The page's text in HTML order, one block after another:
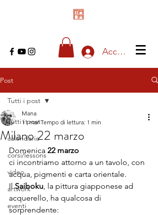
Accedi
Post
Tutti i post
calendario
corsi/lessons
video
artwork
eventi
Tutti i post
Milano 22 marzo
Mana
11 mar Tempo di lettura: 1 min
Domenica 22 marzo
ci incontriamo attorno a un tavolo, con
acqua, pigmenti e carta orientale.
Il Saiboku , la pittura giapponese ad
acquerello, ha qualcosa di
sorprendente: